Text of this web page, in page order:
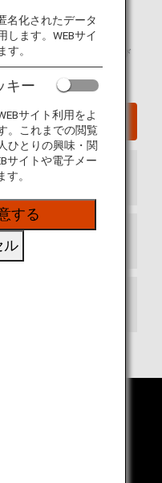
際空港ガイド
ターミナルマップおよび
空港ウェブサイト
名化されたデータ
します。WEBサイ
す。
キー
サイト利用をよ
。これまでの閲覧
ひとりの興味・関
サイトや電子メー
。
する
ル